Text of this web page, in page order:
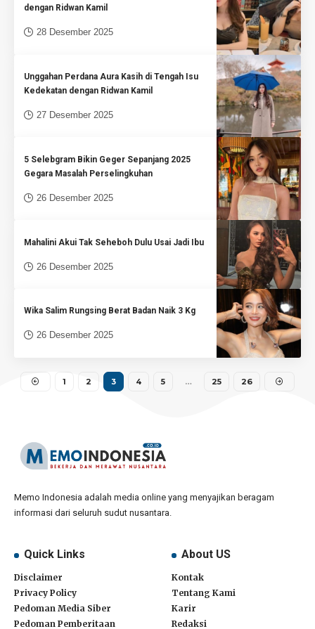
dengan Ridwan Kamil
28 Desember 2025
Unggahan Perdana Aura Kasih di Tengah Isu
Kedekatan dengan Ridwan Kamil
27 Desember 2025
5 Selebgram Bikin Geger Sepanjang 2025
Gegara Masalah Perselingkuhan
26 Desember 2025
Mahalini Akui Tak Seheboh Dulu Usai Jadi Ibu
26 Desember 2025
Wika Salim Rungsing Berat Badan Naik 3 Kg
26 Desember 2025
1 2 3 4 5 … 25 26
Memo Indonesia adalah media online yang menyajikan beragam
informasi dari seluruh sudut nusantara.
Quick Links
Disclaimer
Privacy Policy
Pedoman Media Siber
Pedoman Pemberitaan
About US
Kontak
Tentang Kami
Karir
Redaksi